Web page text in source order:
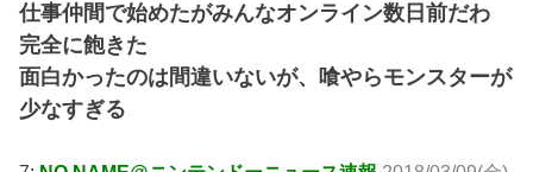
仕事仲間で始めたがみんなオンライン数日前だわ
完全に飽きた
面白かったのは間違いないが、喰やらモンスターが
少なすぎる